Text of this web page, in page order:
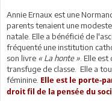
Annie Ernaux est une
parents tenaient une
natale. Elle a bénéficié de
fréquenté une institution
son livre « La honte » . Elle
transfuge de classe. Elle a
féminine. Elle est le porte-
droit fil de la pensée du